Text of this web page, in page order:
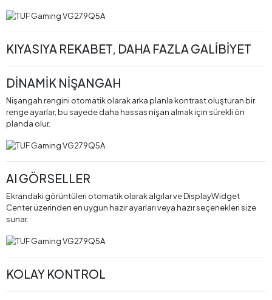
KIYASIYA REKABET, DAHA FAZLA GALİBİYET
DİNAMİK NİŞANGAH
Nişangah rengini otomatik olarak arka planla kontrast oluşturan bir
renge ayarlar, bu sayede daha hassas nişan almak için sürekli ön
planda olur.
AI GÖRSELLER
Ekrandaki görüntüleri otomatik olarak algılar ve DisplayWidget
Center üzerinden en uygun hazır ayarları veya hazır seçenekleri size
sunar.
KOLAY KONTROL